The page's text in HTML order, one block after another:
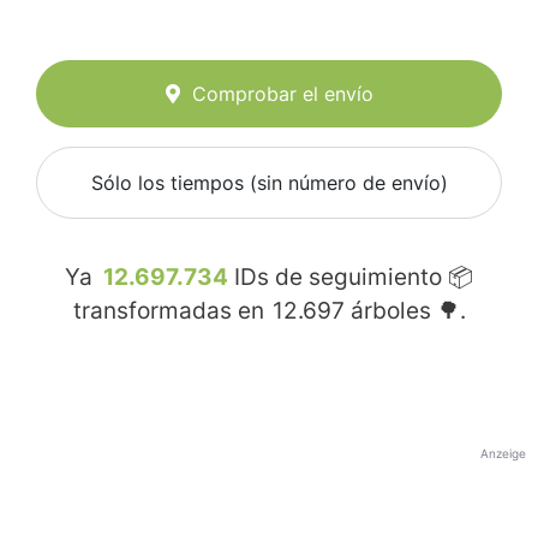
Comprobar el envío
Sólo los tiempos (sin número de envío)
Ya 12.697.734 IDs de seguimiento 📦
transformadas en 12.697 árboles 🌳.
Anzeige